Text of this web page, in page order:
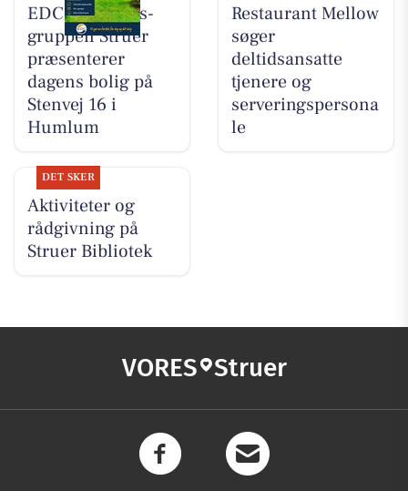
EDC Ejen­doms­
grup­pen Struer
præsenterer
dagens bolig på
Stenvej 16 i
Humlum
Restaurant Mellow
søger
deltidsansatte
tjenere og
serveringspersona
le
DET SKER
Aktiviteter og
rådgivning på
Struer Bibliotek
VORES Struer